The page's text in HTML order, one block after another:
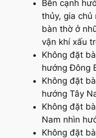
Bên cạnh
thủy, gia
bàn thờ ở
vận khí xấu
Không đặt
hướng Đông
Không đặt
hướng Tây
Không đặt
Nam nhìn
Không đặt